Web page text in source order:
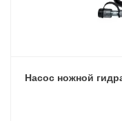
Насос ножной